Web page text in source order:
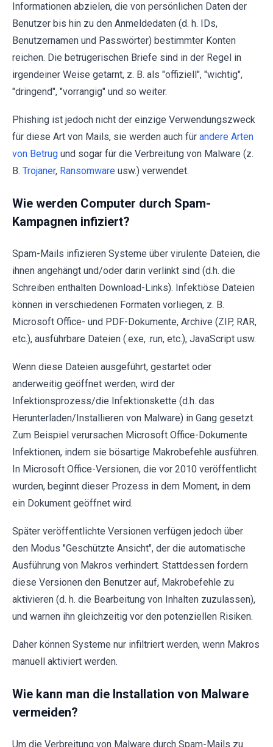
Informationen abzielen, die von persönlichen Daten der
Benutzer bis hin zu den Anmeldedaten (d. h. IDs,
Benutzernamen und Passwörter) bestimmter Konten
reichen. Die betrügerischen Briefe sind in der Regel in
irgendeiner Weise getarnt, z. B. als "offiziell", "wichtig",
"dringend", "vorrangig" und so weiter.
Phishing ist jedoch nicht der einzige Verwendungszweck
für diese Art von Mails, sie werden auch für andere Arten
von Betrug und sogar für die Verbreitung von Malware (z.
B. Trojaner, Ransomware usw.) verwendet.
Wie werden Computer durch Spam-
Kampagnen infiziert?
Spam-Mails infizieren Systeme über virulente Dateien, die
ihnen angehängt und/oder darin verlinkt sind (d.h. die
Schreiben enthalten Download-Links). Infektiöse Dateien
können in verschiedenen Formaten vorliegen, z. B.
Microsoft Office- und PDF-Dokumente, Archive (ZIP, RAR,
etc.), ausführbare Dateien (.exe, .run, etc.), JavaScript usw.
Wenn diese Dateien ausgeführt, gestartet oder
anderweitig geöffnet werden, wird der
Infektionsprozess/die Infektionskette (d.h. das
Herunterladen/Installieren von Malware) in Gang gesetzt.
Zum Beispiel verursachen Microsoft Office-Dokumente
Infektionen, indem sie bösartige Makrobefehle ausführen.
In Microsoft Office-Versionen, die vor 2010 veröffentlicht
wurden, beginnt dieser Prozess in dem Moment, in dem
ein Dokument geöffnet wird.
Später veröffentlichte Versionen verfügen jedoch über
den Modus "Geschützte Ansicht", der die automatische
Ausführung von Makros verhindert. Stattdessen fordern
diese Versionen den Benutzer auf, Makrobefehle zu
aktivieren (d. h. die Bearbeitung von Inhalten zuzulassen),
und warnen ihn gleichzeitig vor den potenziellen Risiken.
Daher können Systeme nur infiltriert werden, wenn Makros
manuell aktiviert werden.
Wie kann man die Installation von Malware
vermeiden?
Um die Verbreitung von Malware durch Spam-Mails zu